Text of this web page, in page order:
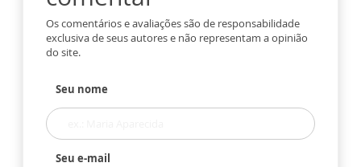
Os comentários e avaliações são de responsabilidade
exclusiva de seus autores e não representam a opinião
do site.
Seu nome
Seu e-mail